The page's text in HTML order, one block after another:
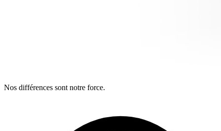
Nos différences sont notre force.